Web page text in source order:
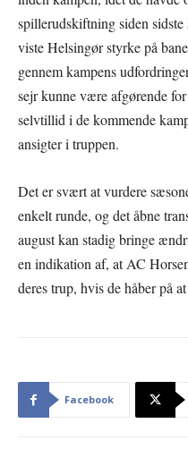
spillerudskiftning siden
viste Helsingør styrke på
gennem kampens
sejr kunne være afgørende
selvtillid i de kommende
ansigter i truppen.
Det er svært at vurdere
enkelt runde, og det åbne
august kan stadig bringe
en indikation af, at AC
deres trup, hvis de håber på
Facebook